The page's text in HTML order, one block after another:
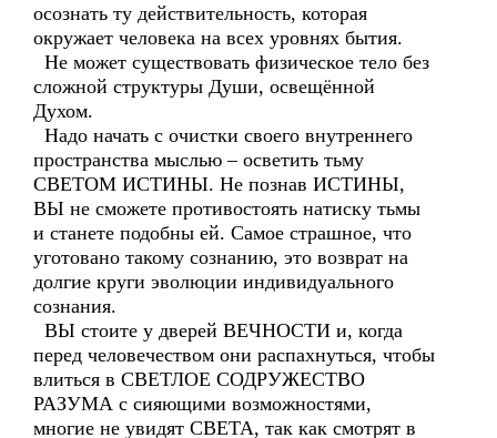
осознать ту действительность, которая
окружает человека на всех уровнях бытия.
Не может существовать физическое тело без
сложной структуры Души, освещённой
Духом.
Надо начать с очистки своего внутреннего
пространства мыслью – осветить тьму
СВЕТОМ ИСТИНЫ. Не познав ИСТИНЫ,
ВЫ не сможете противостоять натиску тьмы
и станете подобны ей. Самое страшное, что
уготовано такому сознанию, это возврат на
долгие круги эволюции индивидуального
сознания.
ВЫ стоите у дверей ВЕЧНОСТИ и, когда
перед человечеством они распахнуться, чтобы
влиться в СВЕТЛОЕ СОДРУЖЕСТВО
РАЗУМА с сияющими возможностями,
многие не увидят СВЕТА, так как смотрят в